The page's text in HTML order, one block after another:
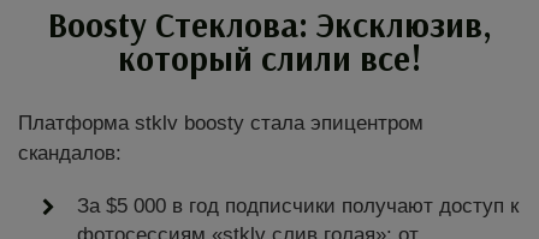
Boosty Стеклова: Эксклюзив,
который слили все!
Платформа stklv boosty стала эпицентром
скандалов:
За $5 000 в год подписчики получают доступ к
фотосессиям «stklv слив голая»: от